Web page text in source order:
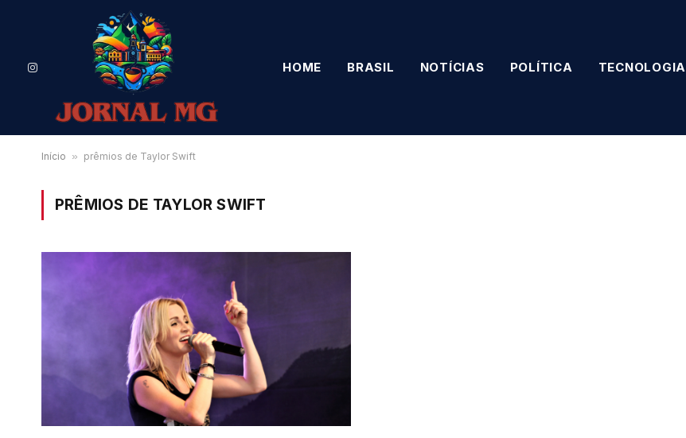
Instagram HOME BRASIL NOTÍCIAS POLÍTICA TECNOLOGIA
Início » prêmios de Taylor Swift
PRÊMIOS DE TAYLOR SWIFT